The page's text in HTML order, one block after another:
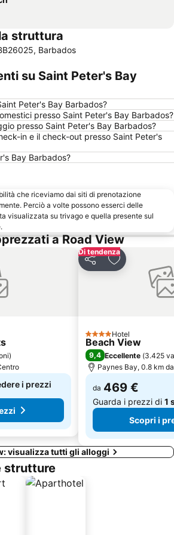
struttura
Barbados
su Saint Peter's Bay
Peter's Bay Barbados?
presso Saint Peter's Bay Barbados?
presso Saint Peter's Bay Barbados?
in e il check-out presso Saint Peter's
Bay Barbados?
che riceviamo dai siti di prenotazione
Perciò a volte possono esserci delle
visualizzata su trivago e quella presente sul
a Road View
)
i prezzi
Di tendenza
CondividiAggiungi ai
4 StelleHotel
Beach View
9,4 Eccellente (3.425
Paynes Bay, 0.8 km
da 469 €
Guarda i prezzi di 1
Scopri i
visualizza tutti gli alloggi
strutture